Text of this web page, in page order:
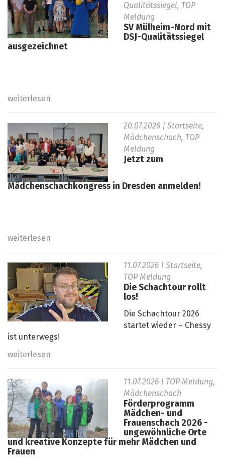
Qualitätssiegel, TOP
Meldung
SV Mülheim-Nord mit
DSJ-Qualitätssiegel
ausgezeichnet
weiterlesen
20.07.2026 | Startseite,
Mädchenschach, TOP
Meldung
Jetzt zum
Mädchenschachkongress in Dresden anmelden!
weiterlesen
11.07.2026 | Startseite,
TOP Meldung
Die Schachtour rollt
los!
Die Schachtour 2026
startet wieder – Chessy
ist unterwegs!
weiterlesen
11.07.2026 | TOP Meldung,
Mädchenschach
Förderprogramm
Mädchen- und
Frauenschach 2026 -
ungewöhnliche Orte
und kreative Konzepte für mehr Mädchen und
Frauen